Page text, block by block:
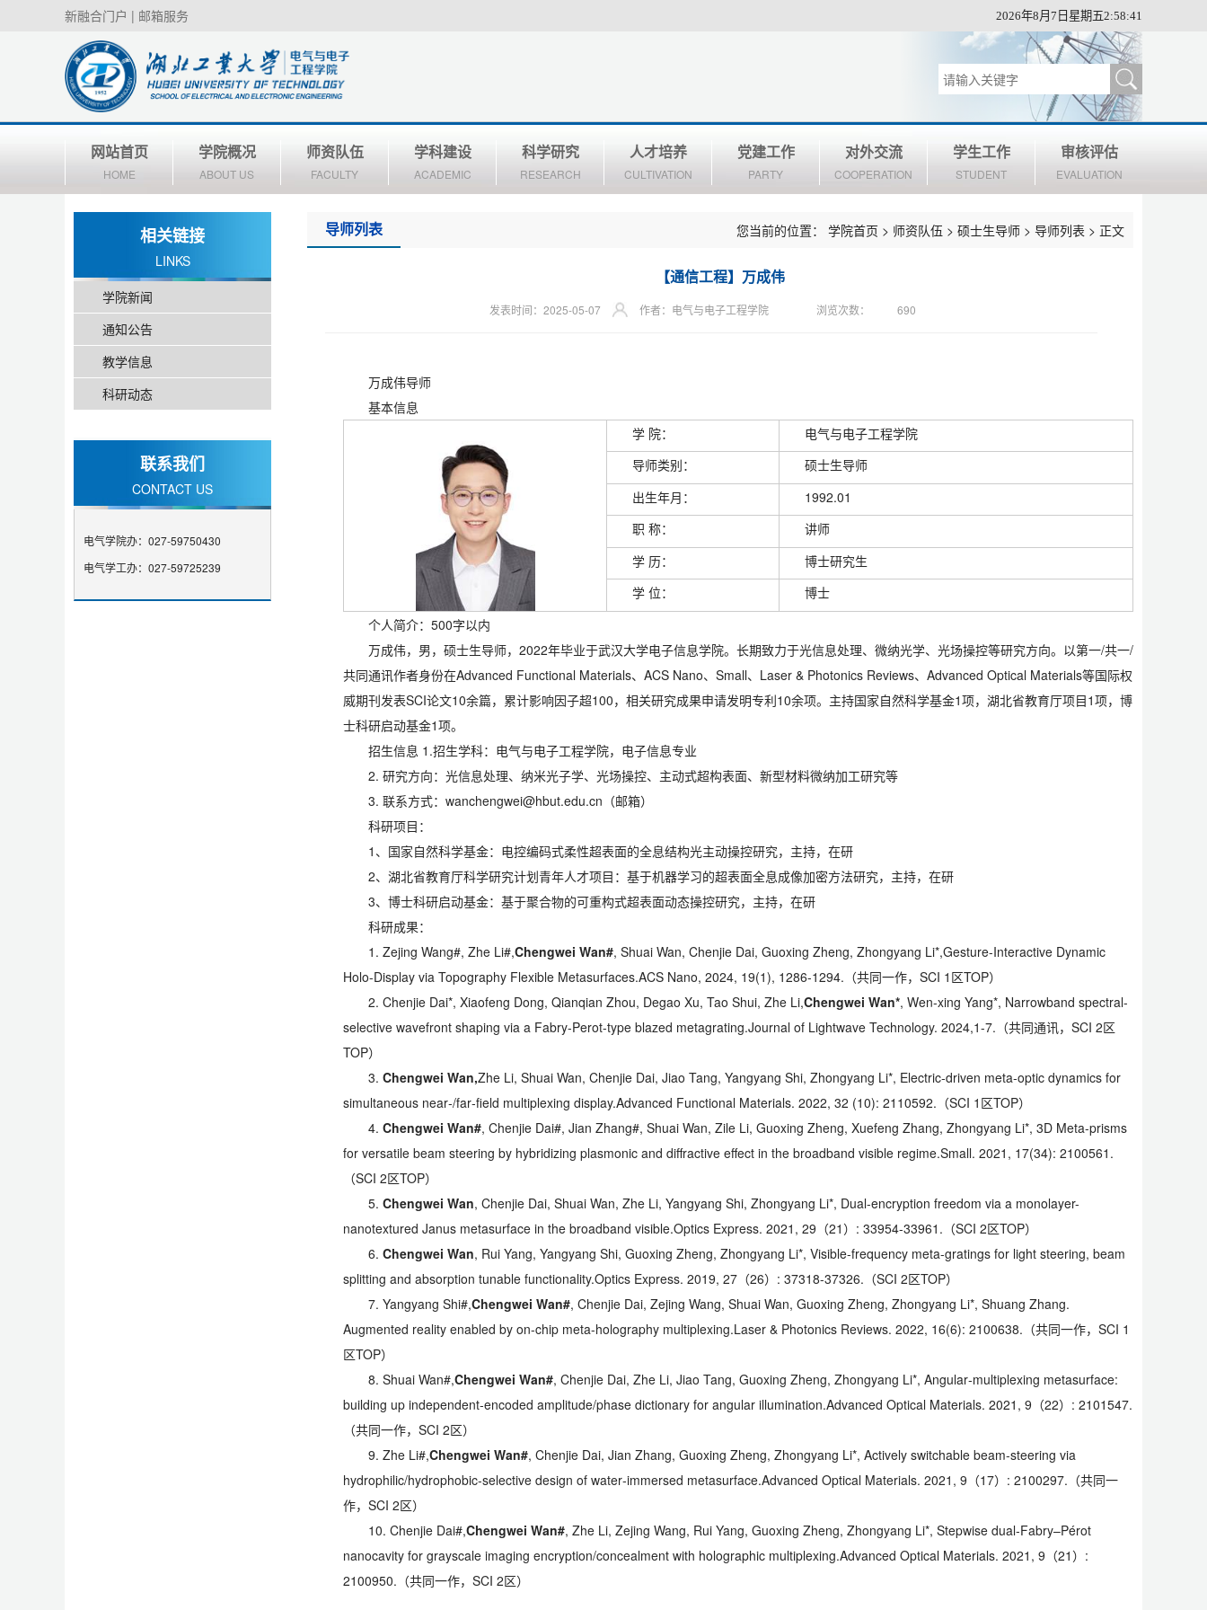
新融合门户 | 邮箱服务 2026年8月7日星期五2:58:42
网站首页
HOME
学院概况
ABOUT US
师资队伍
FACULTY
学科建设
ACADEMIC
科学研究
RESEARCH
人才培养
CULTIVATION
党建工作
PARTY
对外交流
COOPERATION
学生工作
STUDENT
审核评估
EVALUATION
相关链接
LINKS
学院新闻
通知公告
教学信息
科研动态
联系我们
CONTACT US
电气学院办：027-59750430
电气学工办：027-59725239
导师列表 您当前的位置： 学院首页 > 师资队伍 > 硕士生导师 > 导师列表 > 正文
【通信工程】万成伟
发表时间：2025-05-07 作者：电气与电子工程学院 浏览次数： 690
万成伟导师
基本信息
学 院：
电气与电子工程学院
导师类别：
硕士生导师
出生年月：
1992.01
职 称：
讲师
学 历：
博士研究生
学 位：
博士
个人简介：500字以内
万成伟，男，硕士生导师，2022年毕业于武汉大学电子信息学院。长期致力于光信息处理、微纳光学、光场操控等研究方向。以第一/共一/
共同通讯作者身份在Advanced Functional Materials、 ACS Nano、 Small、 Laser & Photonics Reviews、 Advanced Optical Materials等国际权
威期刊发表SCI论文10余篇，累计影响因子超100，相关研究成果申请发明专利10余项。主持国家自然科学基金1项，湖北省教育厅项目1项，博
士科研启动基金1项。
招生信息 1.招生学科：电气与电子工程学院，电子信息专业
2. 研究方向： 光信息处理、纳米光子学、光场操控、主动式超构表面、新型材料微纳加工研究等
3. 联系方式：wanchengwei@hbut.edu.cn（邮箱）
科研项目：
1、国家自然科学基金：电控编码式柔性超表面的全息结构光主动操控研究，主持，在研
2、湖北省教育厅科学研究计划青年人才项目：基于机器学习的超表面全息成像加密方法研究，主持，在研
3、博士科研启动基金：基于聚合物的可重构式超表面动态操控研究，主持，在研
科研成果：
1. Zejing Wang#, Zhe Li#,Chengwei Wan#, Shuai Wan, Chenjie Dai, Guoxing Zheng, Zhongyang Li*,Gesture-Interactive Dynamic
Holo-Display via Topography Flexible Metasurfaces.ACS Nano, 2024, 19(1), 1286-1294.（共同一作，SCI 1区TOP）
2. Chenjie Dai*, Xiaofeng Dong, Qianqian Zhou, Degao Xu, Tao Shui, Zhe Li,Chengwei Wan*, Wen-xing Yang*, Narrowband spectral-
selective wavefront shaping via a Fabry-Perot-type blazed metagrating.Journal of Lightwave Technology. 2024,1-7.（共同通讯，SCI 2区
TOP）
3. Chengwei Wan,Zhe Li, Shuai Wan, Chenjie Dai, Jiao Tang, Yangyang Shi, Zhongyang Li*, Electric‐driven meta‐optic dynamics for
simultaneous near‐/far‐field multiplexing display.Advanced Functional Materials. 2022, 32 (10): 2110592.（SCI 1区TOP）
4. Chengwei Wan#, Chenjie Dai#, Jian Zhang#, Shuai Wan, Zile Li, Guoxing Zheng, Xuefeng Zhang, Zhongyang Li*, 3D Meta-prisms
for versatile beam steering by hybridizing plasmonic and diffractive effect in the broadband visible regime.Small. 2021, 17(34): 2100561.
（SCI 2区TOP）
5. Chengwei Wan, Chenjie Dai, Shuai Wan, Zhe Li, Yangyang Shi, Zhongyang Li*, Dual-encryption freedom via a monolayer-
nanotextured Janus metasurface in the broadband visible.Optics Express. 2021, 29（21）: 33954-33961.（SCI 2区TOP）
6. Chengwei Wan, Rui Yang, Yangyang Shi, Guoxing Zheng, Zhongyang Li*, Visible-frequency meta-gratings for light steering, beam
splitting and absorption tunable functionality.Optics Express. 2019, 27（26）: 37318-37326.（SCI 2区TOP）
7. Yangyang Shi#,Chengwei Wan#, Chenjie Dai, Zejing Wang, Shuai Wan, Guoxing Zheng, Zhongyang Li*, Shuang Zhang.
Augmented reality enabled by on-chip meta-holography multiplexing.Laser & Photonics Reviews. 2022, 16(6): 2100638.（共同一作，SCI 1
区TOP）
8. Shuai Wan#,Chengwei Wan#, Chenjie Dai, Zhe Li, Jiao Tang, Guoxing Zheng, Zhongyang Li*, Angular‐multiplexing metasurface:
building up independent‐encoded amplitude/phase dictionary for angular illumination.Advanced Optical Materials. 2021, 9（22）: 2101547.
（共同一作，SCI 2区）
9. Zhe Li#,Chengwei Wan#, Chenjie Dai, Jian Zhang, Guoxing Zheng, Zhongyang Li*, Actively switchable beam‐steering via
hydrophilic/hydrophobic‐selective design of water‐immersed metasurface.Advanced Optical Materials. 2021, 9（17）: 2100297.（共同一
作，SCI 2区）
10. Chenjie Dai#,Chengwei Wan#, Zhe Li, Zejing Wang, Rui Yang, Guoxing Zheng, Zhongyang Li*, Stepwise dual‐Fabry–Pérot
nanocavity for grayscale imaging encryption/concealment with holographic multiplexing.Advanced Optical Materials. 2021, 9（21）:
2100950.（共同一作，SCI 2区）